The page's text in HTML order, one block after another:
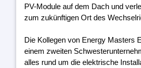
PV-Module auf dem Dach und
zum zukünftigen Ort des
Die Kollegen von Energy Masters
einem zweiten
alles rund um die elektrische